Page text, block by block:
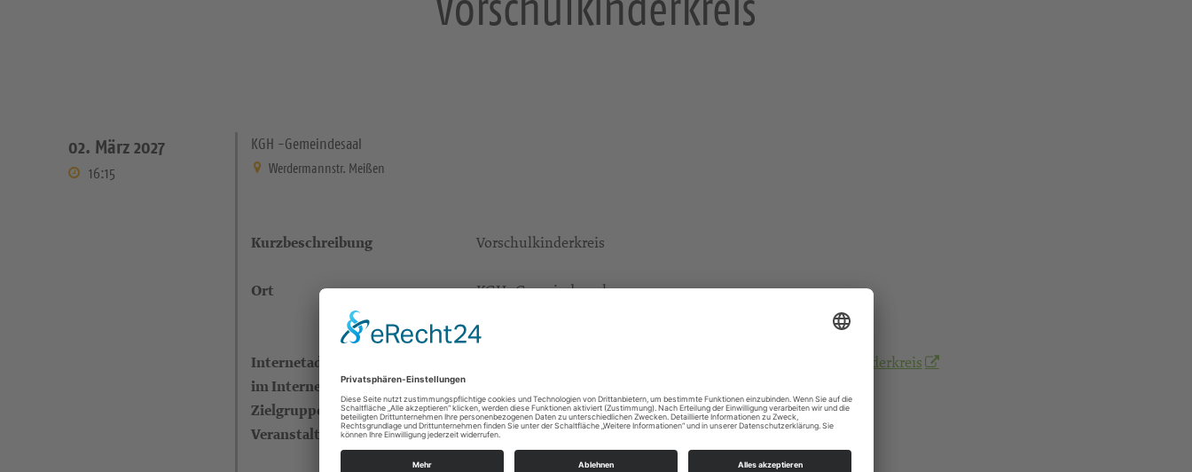
02. März 2027
16:15
KGH -Gemeindesaal
Werdermannstr. Meißen
Kurzbeschreibung Vorschulkinderkreis
Ort
KGH -Gemeindesaal
01662 Meißen
Internetadresse (eigene Infos
im Internet)
https://landing.churchdesk.com/de/e/38056278/vorschulkinderkreis
Zielgruppe Alle Zielgruppen
Veranstalter KBG Meißen St.Afra
Markt 10